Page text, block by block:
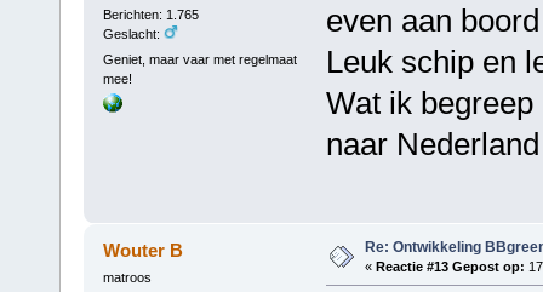
Berichten: 1.765
Geslacht:
Geniet, maar vaar met regelmaat
mee!
even aan
Leuk schip en
Wat ik
naar
Wouter B
matroos
Re: Ontwikkeling
« Reactie #13 Gepost op: